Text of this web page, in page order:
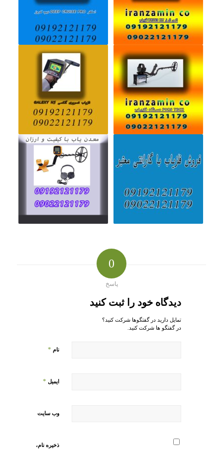
0
پاسخ
دیدگاه خود را ثبت کنید
تمایل دارید در گفتگوها شرکت کنید؟
در گفتگو ها شرکت کنید.
نام *
ایمیل *
وب‌ سایت
ذخیره نام،